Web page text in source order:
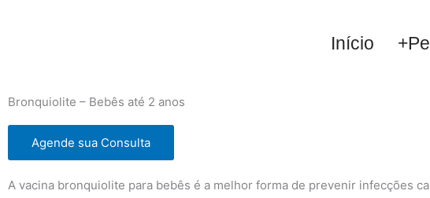
Início
Bronquiolite – Bebês até 2 anos
Agende sua Consulta
A vacina bronquiolite para bebês é a melhor forma de prevenir infecções